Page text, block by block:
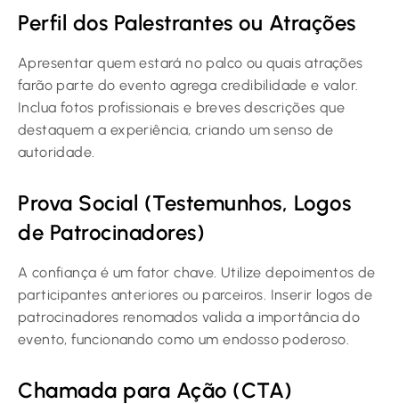
Perfil dos Palestrantes ou Atrações
Apresentar quem estará no palco ou quais atrações
farão parte do evento agrega credibilidade e valor.
Inclua fotos profissionais e breves descrições que
destaquem a experiência, criando um senso de
autoridade.
Prova Social (Testemunhos, Logos
de Patrocinadores)
A confiança é um fator chave. Utilize depoimentos de
participantes anteriores ou parceiros. Inserir logos de
patrocinadores renomados valida a importância do
evento, funcionando como um endosso poderoso.
Chamada para Ação (CTA)